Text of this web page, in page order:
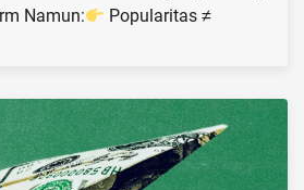
Namun:
Popularitas ≠